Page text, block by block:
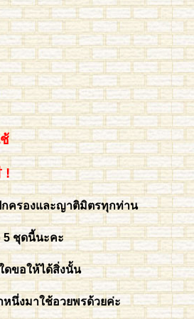
!
กครองและญาติมิตรทุกท่าน
5 ชุดนี้นะคะ
ดขอให้ได้สิ่งนั้น
นึ่งมาใช้อวยพรด้วยค่ะ